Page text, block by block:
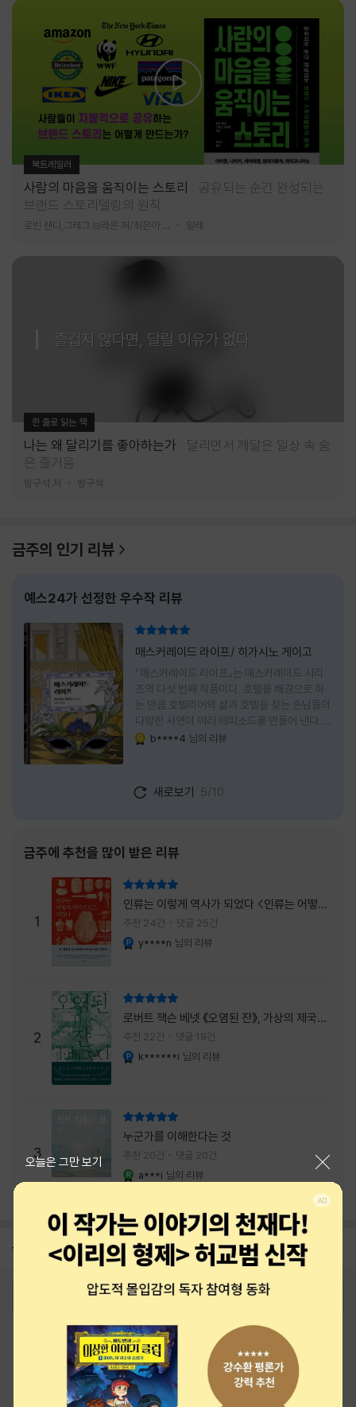
북트레일러
사람의 마음을 움직이는 스토리
공유되는 순간 완성되는
브랜드 스토리텔링의 원칙
알레
즐겁지 않다면, 달릴 이유가 없다
한 줄로 읽는 책
나는 왜 달리기를 좋아하는가
달리면서 깨달은 일상 속 숨
은 즐거움
방구석 저 방구석
금주의 인기 리뷰
예스24가 선정한 우수작 리뷰
매스커레이드 라이프/ 히가시노 게이고
『매스커레이드 라이프』는 매스커레이드 시리
즈의 다섯 번째 작품이다. 호텔을 배경으로 하
는 만큼 호텔리어의 삶과 호텔을 찾는 손님들의
다양한 사연이 여러 에피소드를 만들어 낸다.
주인공은 호텔리어로서의 완벽함을 꿈꾸는 야
는 과정에서 나오미가 다치게 되자, 고스케는
모든 책임을 지고 형사직에서 물러난다. 하지만
을 받게 된다. 그렇게 끝난 4권 이후, 나는 5권
이 출간되기만을 기다렸다. 형사가 아닌 호텔리
어가 된 닛타 고스케의 모습이 무척 궁금했기
때문이다. 그동안 호텔에서 잠복 수사를 하며
어설픈 호텔리어의 가면을 쓰고 있었다면, 이제
는 가면
b****4 님의 리뷰
새로보기 5/10
금주에 추천을 많이 받은 리뷰
1
인류는 이렇게 역사가 되었다 <인류는 어떻게
역사가 되었나>
추천 24건 댓글 25건
y****n 님의 리뷰
2
로버트 잭슨 베넷 《오염된 잔》, 가상의 제국이
주는 실감과 미스터리 사건의 치밀함이 이루어
내는 최상의 시너지...
추천 22건 댓글 18건
k******i 님의 리뷰
3
누군가를 이해한다는 것
추천 20건 댓글 20건
a***i 님의 리뷰
공지 26년 NBCI 수상 안내
2026-08-01
오늘은 그만 보기
최근 본 상품 주문/배송
고객센터 1544-3800 티켓 1544-6399
중고샵 1566-4295
eBook 1:1문의/채팅상담
예스이십사(주) 사업자 정보
이용약관
개인정보처리방침
청소년보호정책